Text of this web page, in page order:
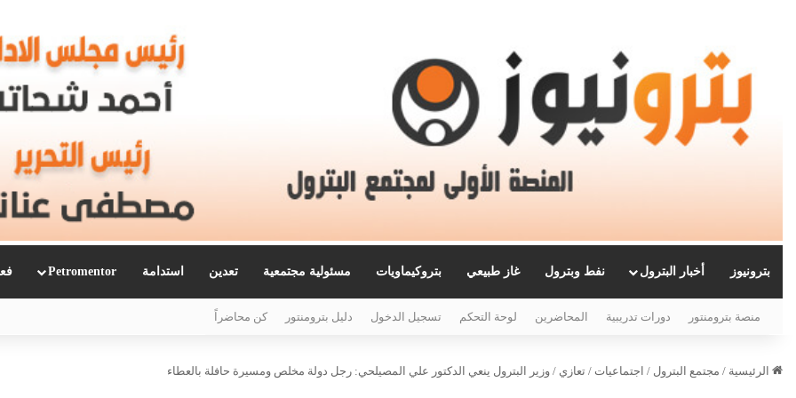
بترونيوز أخبار البترول نفط وبترول غاز طبيعي بتروكيماويات مسئولية مجتمعية تعدين استدامة Petromentor
منصة بترومنتور دورات تدريبية المحاضرين لوحة التحكم تسجيل الدخول دليل بترومنتور كن محاضراً
الرئيسية / مجتمع البترول / اجتماعيات / تعازي / وزير البترول ينعي الدكتور علي المصيلحي: رجل دولة مخلص ومسيرة حافلة بالعطاء